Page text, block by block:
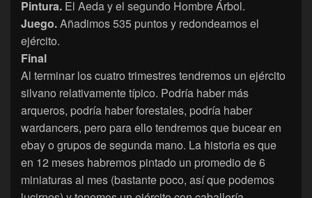
Pintura. El Aeda y el segundo Hombre Árbol.
Juego.Añadimos 535 puntos y redondeamos el
ejército.
Final
Al terminar los cuatro trimestres tendremos un ejército
silvano relativamente típico. Podría haber más
arqueros, podría haber forestales, podría haber
wardancers, pero para ello tendremos que bucear en
ebay o grupos de segunda mano. La historia es que
en 12 meses habremos pintado un promedio de 6
miniaturas al mes (bastante poco, así que podemos